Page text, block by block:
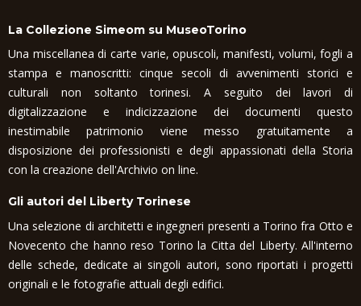
La Collezione Simeom su MuseoTorino
Una miscellanea di carte varie, opuscoli, manifesti, volumi, fogli a
stampa e manoscritti: cinque secoli di avvenimenti storici e
culturali non soltanto torinesi. A seguito dei lavori di
digitalizzazione e indicizzazione dei documenti questo
inestimabile patrimonio viene messo gratuitamente a
disposizione dei professionisti e degli appassionati della Storia
con la creazione dell'Archivio on line.
Gli autori del Liberty Torinese
Una selezione di architetti e ingegneri presenti a Torino fra Otto e
Novecento che hanno reso Torino la Citta del Liberty. All'interno
delle schede, dedicate ai singoli autori, sono riportati i progetti
originali e le fotografie attuali degli edifici.